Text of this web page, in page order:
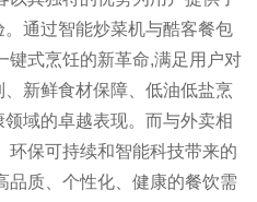
通过智能炒菜机与酷客餐包
键式烹饪的新革命,满足用户对
新鲜食材保障、低油低盐烹
域的卓越表现。而与外卖相
环保可持续和智能科技带来的
品质、个性化、健康的餐饮需